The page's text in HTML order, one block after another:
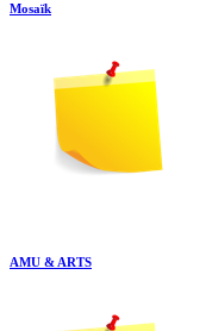
Mosaïk
AMU & ARTS